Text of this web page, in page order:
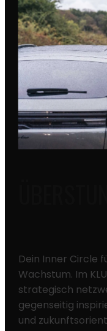
Dein Inner Circle
Wachstum. Im
strategisch
gegenseitig
und